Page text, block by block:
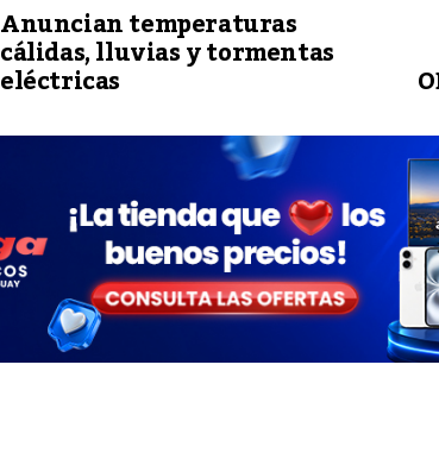
Anuncian temperaturas
cálidas, lluvias y tormentas
eléctricas